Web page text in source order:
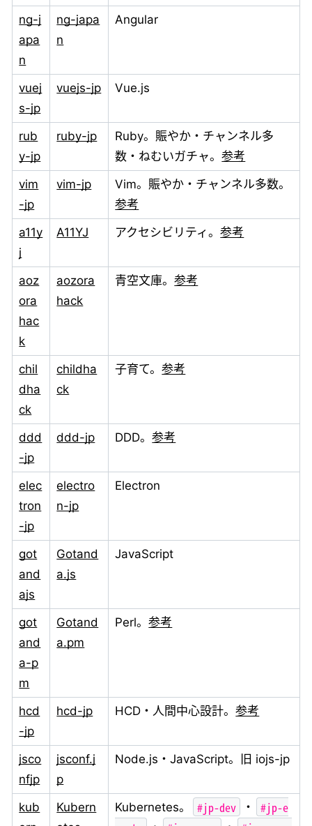
ng-j
apa
n
ng-japa
n
Angular
vuej
s-jp
vuejs-jp Vue.js
rub
y-jp
ruby-jp
Ruby。賑やか・チャンネル多
数・ねむいガチャ。参考
vim
-jp
vim-jp
Vim。賑やか・チャンネル多数。
参考
a11y
j
A11YJ アクセシビリティ。参考
aoz
ora
hac
k
aozora
hack
青空文庫。参考
chil
dha
ck
childha
ck
子育て。参考
ddd
-jp
ddd-jp DDD。参考
elec
tron
-jp
electro
n-jp
Electron
got
and
ajs
Gotand
a.js
JavaScript
got
and
a-p
m
Gotand
a.pm
Perl。参考
hcd
-jp
hcd-jp HCD・人間中心設計。参考
jsco
nfjp
jsconf.j
p
Node.js・JavaScript。旧 iojs-jp
kub
Kubern
Kubernetes。 #jp-dev ・
#jp-e